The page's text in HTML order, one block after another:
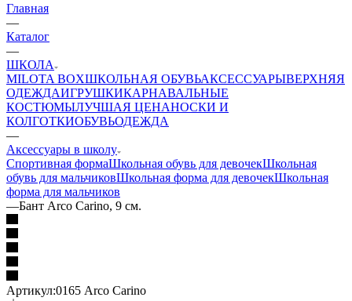
Главная
—
Каталог
—
ШКОЛА
MILOTA BOXШКОЛЬНАЯ ОБУВЬАКСЕССУАРЫВЕРХНЯЯ
ОДЕЖДАИГРУШКИКАРНАВАЛЬНЫЕ
КОСТЮМЫЛУЧШАЯ ЦЕНАНОСКИ И
КОЛГОТКИОБУВЬОДЕЖДА
—
Аксессуары в школу
Спортивная формаШкольная обувь для девочекШкольная
обувь для мальчиковШкольная форма для девочекШкольная
форма для мальчиков
—Бант Arco Carino, 9 см.
Артикул:0165 Arco Carino